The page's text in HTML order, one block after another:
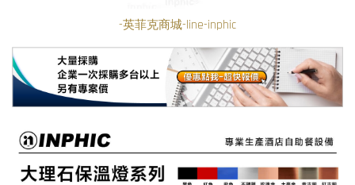
-英菲克商城-line-inphic